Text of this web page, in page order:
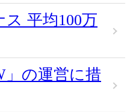
平均100万
」の運営に措